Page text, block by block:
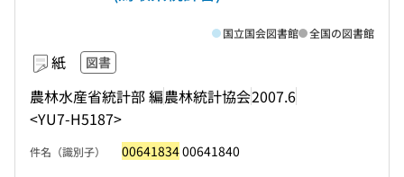
紙 図書
農林水産省統計部 編農林統計協会2007.6
<YU7-H5187>
国立国会図書館 全国の図書館
件名（識別子） 0064183400641840